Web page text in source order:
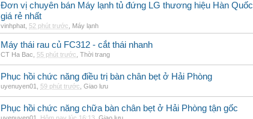
Đơn vị chuyên bán Máy lạnh tủ đứng LG thương hiệu Hàn Quốc
giá rẻ nhất
vinhphat 52 phút trước Máy lạnh
Máy thái rau củ FC312 - cắt thái nhanh
CT Ha Bac 55 phút trước Thời trang
Phục hồi chức năng điều trị bàn chân bẹt ở Hải Phòng
uyenuyen01 59 phút trước Giao lưu
Phục hồi chức năng chữa bàn chân bẹt ở Hải Phòng tận gốc